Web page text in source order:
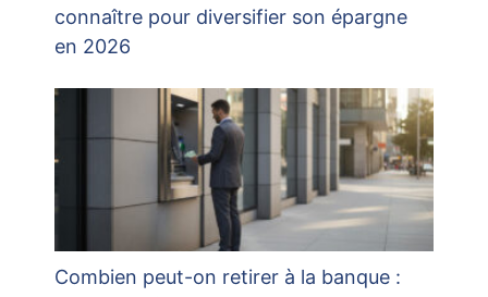
connaître pour diversifier son épargne
en 2026
Combien peut-on retirer à la banque :